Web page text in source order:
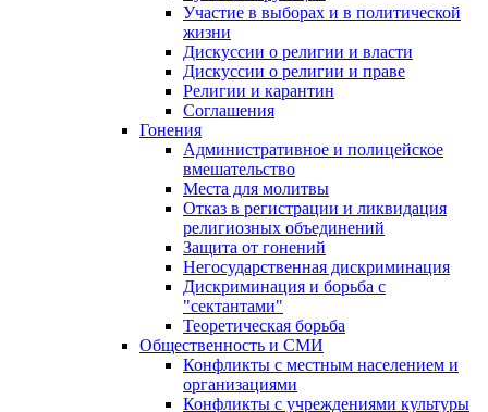
Участие в выборах и в политической
жизни
Дискуссии о религии и власти
Дискуссии о религии и праве
Религии и карантин
Соглашения
Гонения
Административное и полицейское
вмешательство
Места для молитвы
Отказ в регистрации и ликвидация
религиозных объединений
Защита от гонений
Негосударственная дискриминация
Дискриминация и борьба с
"сектантами"
Теоретическая борьба
Общественность и СМИ
Конфликты с местным населением и
организациями
Конфликты с учреждениями культуры